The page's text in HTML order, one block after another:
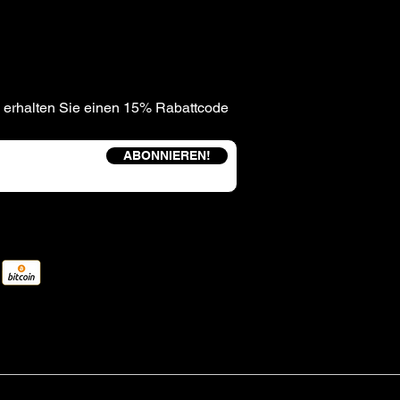
Sie einen 15% Rabattcode
ABONNIEREN!